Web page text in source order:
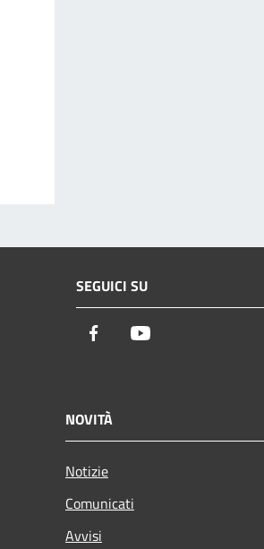
SEGUICI SU
Facebook
NOVITÀ
Notizie
Comunicati
Avvisi